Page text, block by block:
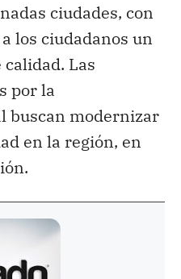
ciudades, con
los ciudadanos un
Las
por la
buscan modernizar
en la región, en